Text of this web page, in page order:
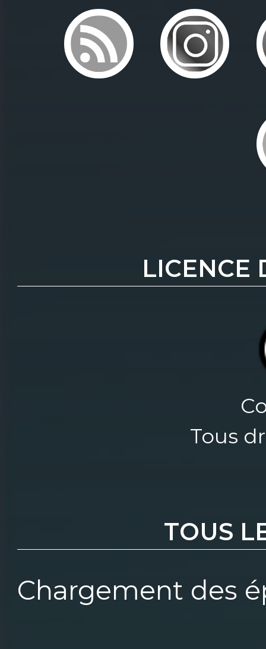
LICENCE
Tous
TOUS
Chargement des